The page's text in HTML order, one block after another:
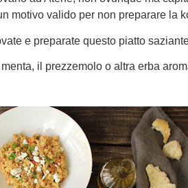
motivo valido per non preparare la
e preparate questo piatto
il prezzemolo o altra erba